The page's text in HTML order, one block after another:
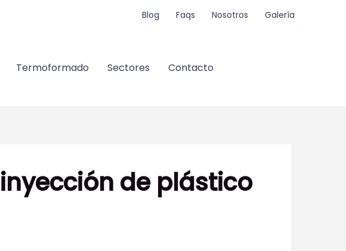
Blog Faqs Nosotros Galería
Termoformado Sectores Contacto
de plástico